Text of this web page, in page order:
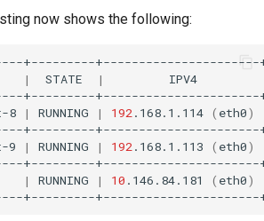
now shows the following:
| STATE | IPV4
8 | RUNNING | 192 .168.1.114 ( eth0)
9 | RUNNING | 192 .168.1.113 ( eth0)
| RUNNING | 10 .146.84.181 ( eth0)